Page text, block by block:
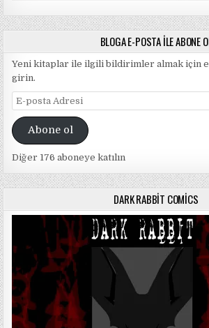
BLOGA E-POSTA ILE ABONE
Yeni kitaplar ile ilgili bildirimler almak için
girin.
E-
posta
AdresiAbone ol
Diğer 176 aboneye katılın
DARK RABBIT COMICS